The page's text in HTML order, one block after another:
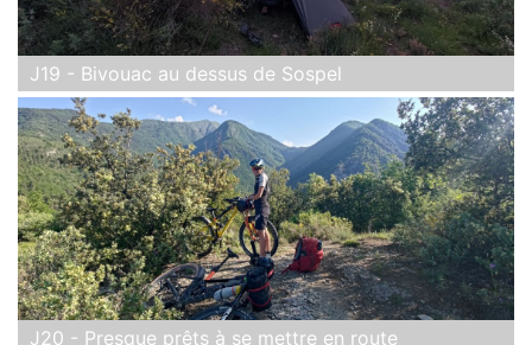
J19 - Bivouac au dessus de Sospel
J20 - Presque prêts à se mettre en route